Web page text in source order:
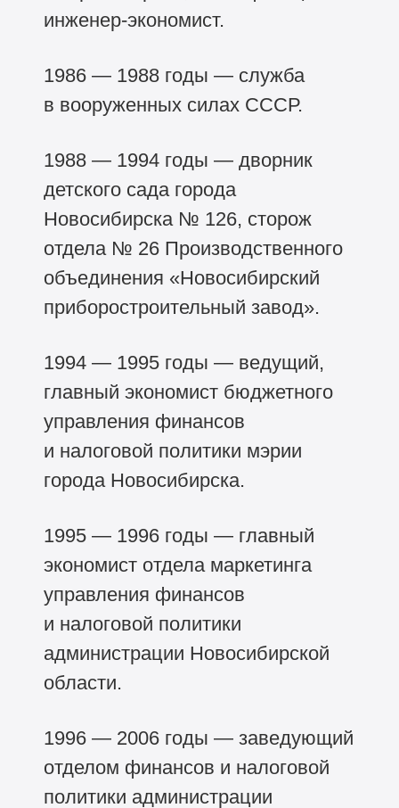
инженер-экономист.
1986 — 1988 годы — служба
в вооруженных силах СССР.
1988 — 1994 годы — дворник
детского сада города
Новосибирска № 126, сторож
отдела № 26 Производственного
объединения «Новосибирский
приборостроительный завод».
1994 — 1995 годы — ведущий,
главный экономист бюджетного
управления финансов
и налоговой политики мэрии
города Новосибирска.
1995 — 1996 годы — главный
экономист отдела маркетинга
управления финансов
и налоговой политики
администрации Новосибирской
области.
1996 — 2006 годы — заведующий
отделом финансов и налоговой
политики администрации